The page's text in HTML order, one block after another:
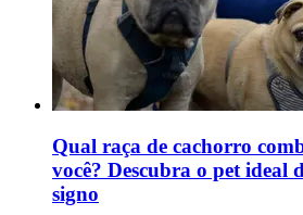
Qual raça de cachorro
você? Descubra o pet ideal
signo